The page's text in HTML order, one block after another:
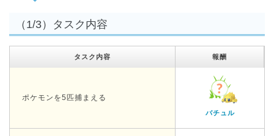
（1/3）タスク内容
タスク内容 報酬
ポケモンを5匹捕まえる
バチュル